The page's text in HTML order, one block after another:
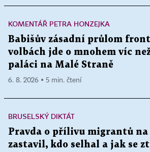
KOMENTÁŘ PETRA HONZEJKA
Babišův zásadní průlom
volbách jde o mnohem víc
paláci na Malé Straně
6. 8. 2026 ▪ 5 min. čtení
BRUSELSKÝ DIKTÁT
Pravda o přílivu migrantů na
zastavil, kdo selhal a jak se